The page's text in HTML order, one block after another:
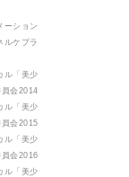
ーション
ルケプラ
ル「美少
会2014
ル「美少
会2015
ル「美少
会2016
ル「美少